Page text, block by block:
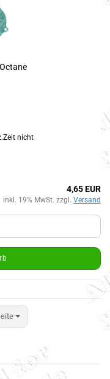
nicht
4,65 EUR
inkl. 19% MwSt. zzgl. Versand